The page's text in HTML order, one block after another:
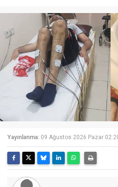
Yayınlanma: 09 Ağustos 2026 Pazar